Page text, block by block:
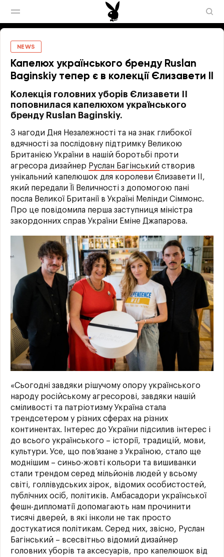
NEWS
Капелюх українського бренду Ruslan
Baginskiy тепер є в колекції Єлизавети II
Колекція головних уборів Єлизавети II
поповнилася капелюхом українського
бренду Ruslan Baginskiy.
З нагоди Дня Незалежності та на знак глибокої
вдячності за послідовну підтримку Великою
Британією України в нашій боротьбі проти
агресора дизайнер Руслан Багінський створив
унікальний капелюшок для королеви Єлизавети II,
який передали Її Величності з допомогою пані
посла Великої Британії в Україні Мелінди Сіммонс.
Про це повідомила перша заступниця міністра
закордонних справ України Еміне Джапарова.
«Сьогодні завдяки рішучому опору українського
народу російському агресорові, завдяки нашій
сміливості та патріотизму Україна стала
трендсетером у різних сферах на різних
континентах. Інтерес до України підсилив інтерес і
до всього українського – історії, традицій, мови,
культури. Усе, що пов’язане з Україною, стало ще
моднішим – синьо-жовті кольори та вишиванки
стали трендом серед мільйонів людей у всьому
світі, голлівудських зірок, відомих особистостей,
публічних осіб, політиків. Амбасадори української
фешн-дипломатії допомагають нам прочинити
тисячі дверей, в які інколи не так просто
достукатися політикам. Серед них, звісно, Руслан
Багінський – всесвітньо відомий дизайнер
головних уборів та аксесуарів, про капелюшок від